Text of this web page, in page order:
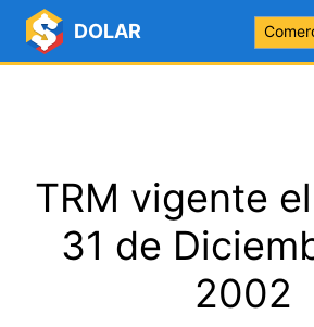
DOLAR
TRM vigente
31 de
2002